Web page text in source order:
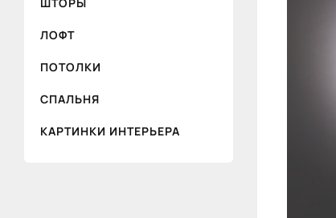
ЛОФТ
ПОТОЛКИ
СПАЛЬНЯ
КАРТИНКИ ИНТЕРЬЕРА